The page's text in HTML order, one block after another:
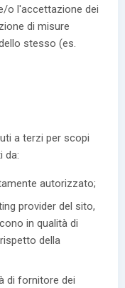
o l'accettazione dei
di misure
stesso (es.
a terzi per scopi
da:
autorizzato;
provider del sito,
in qualità di
della
di fornitore dei